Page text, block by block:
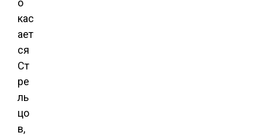
о
кас
ает
ся
Ст
ре
ль
цо
в,